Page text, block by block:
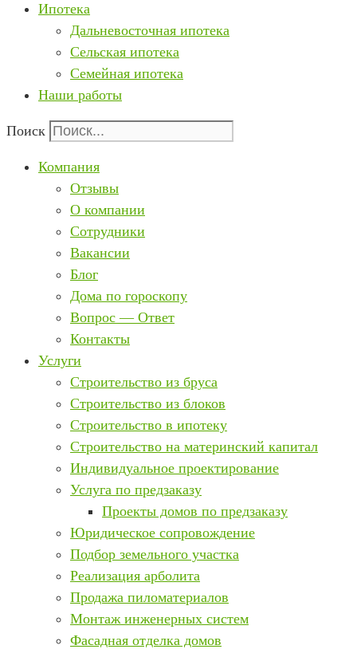
Ипотека
Дальневосточная ипотека
Сельская ипотека
Семейная ипотека
Наши работы
Поиск
Компания
Отзывы
О компании
Сотрудники
Вакансии
Блог
Дома по гороскопу
Вопрос — Ответ
Контакты
Услуги
Строительство из бруса
Строительство из блоков
Строительство в ипотеку
Строительство на материнский капитал
Индивидуальное проектирование
Услуга по предзаказу
Проекты домов по предзаказу
Юридическое сопровождение
Подбор земельного участка
Реализация арболита
Продажа пиломатериалов
Монтаж инженерных систем
Фасадная отделка домов